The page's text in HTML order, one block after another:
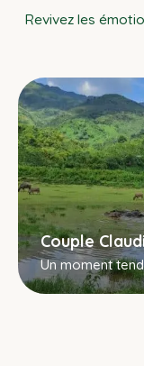
Revivez les
Couple
Un moment